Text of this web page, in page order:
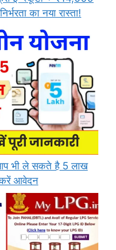
का नया रास्ता!
भी ले सकते है 5 लाख
आवेदन